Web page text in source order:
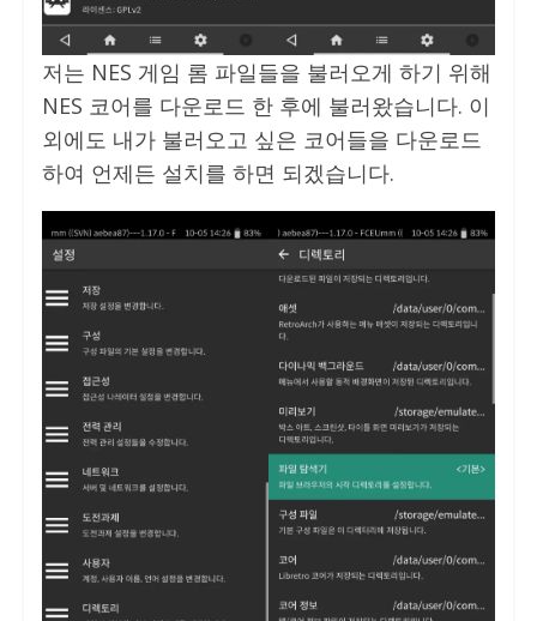
저는 NES 게임 롬 파일들을 불러오게 하기 위해
NES 코어를 다운로드 한 후에 불러왔습니다. 이
외에도 내가 불러오고 싶은 코어들을 다운로드
하여 언제든 설치를 하면 되겠습니다.